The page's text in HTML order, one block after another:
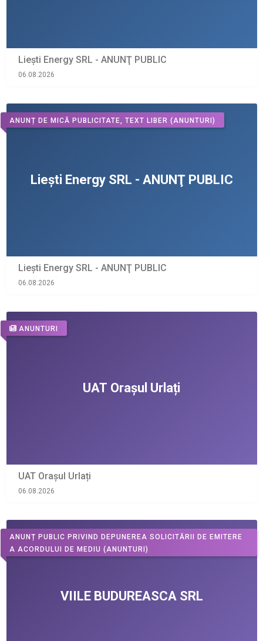
Liești Energy SRL - ANUNŢ PUBLIC
06.08.2026
ANUNȚ DE MICĂ PUBLICITATE, TEXT LIBER (ANUNTURI)
Liești Energy SRL - ANUNŢ PUBLIC
06.08.2026
ANUNTURI
UAT Orașul Urlați
06.08.2026
ANUNȚ PUBLIC PRIVIND DEPUNEREA SOLICITĂRII DE EMITERE
A ACORDULUI DE MEDIU (ANUNTURI)